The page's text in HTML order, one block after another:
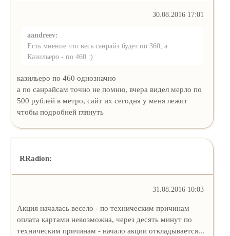
30.08.2016 17:01
aandreev:
Есть мнение что весь санрайз будет по 360, а
Казильеро - по 460 :)
казильеро по 460 однозначно
а по санрайсам точно не помню, вчера видел мерло по
500 рублей в метро, сайт их сегодня у меня лежит
чтобы подробней глянуть
RRadion:
31.08.2016 10:03
Акция началась весело - по техническим причинам
оплата картами невозможна, через десять минут по
техническим причинам - начало акции откладывается...